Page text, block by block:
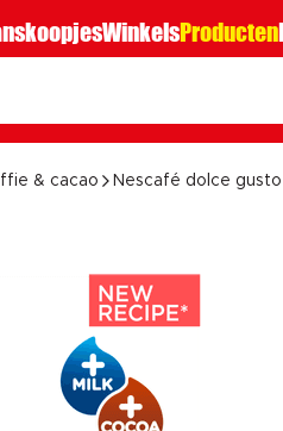
WinkelsProducten
& cacao Nescafé dolce